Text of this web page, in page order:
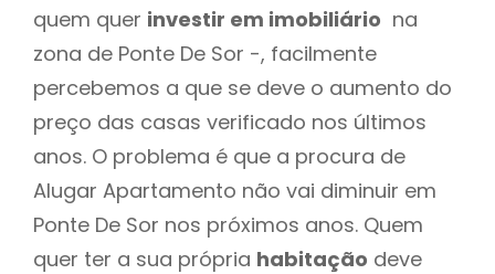
quem quer investir em imobiliário na
zona de Ponte De Sor -, facilmente
percebemos a que se deve o aumento do
preço das casas verificado nos últimos
anos. O problema é que a procura de
Alugar Apartamento não vai diminuir em
Ponte De Sor nos próximos anos. Quem
quer ter a sua própria habitação deve